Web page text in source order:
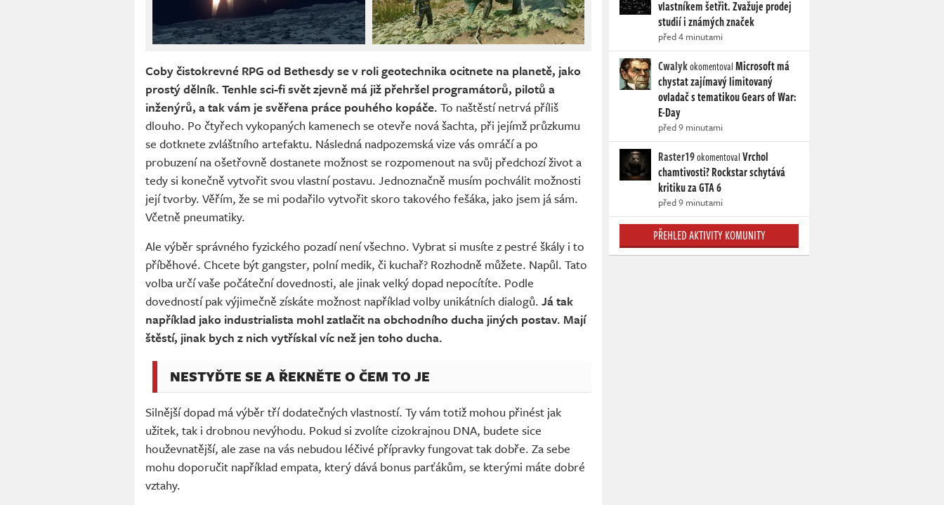
Coby čistokrevné RPG od Bethesdy se v roli geotechnika ocitnete na planetě, jako
prostý dělník. Tenhle sci-fi svět zjevně má již přehršel programátorů, pilotů a
inženýrů, a tak vám je svěřena práce pouhého kopáče. To naštěstí netrvá příliš
dlouho. Po čtyřech vykopaných kamenech se otevře nová šachta, při jejímž průzkumu
se dotknete zvláštního artefaktu. Následná nadpozemská vize vás omráčí a po
probuzení na ošetřovně dostanete možnost se rozpomenout na svůj předchozí život a
tedy si konečně vytvořit svou vlastní postavu. Jednoznačně musím pochválit možnosti
její tvorby. Věřím, že se mi podařilo vytvořit skoro takového fešáka, jako jsem já sám.
Včetně pneumatiky.
Ale výběr správného fyzického pozadí není všechno. Vybrat si musíte z pestré škály i to
příběhové. Chcete být gangster, polní medik, či kuchař? Rozhodně můžete. Napůl. Tato
volba určí vaše počáteční dovednosti, ale jinak velký dopad nepocítíte. Podle
dovedností pak výjimečně získáte možnost například volby unikátních dialogů. Já tak
například jako industrialista mohl zatlačit na obchodního ducha jiných postav. Mají
štěstí, jinak bych z nich vytřískal víc než jen toho ducha.
NESTYĎTE SE A ŘEKNĚTE O ČEM TO JE
Silnější dopad má výběr tří dodatečných vlastností. Ty vám totiž mohou přinést jak
užitek, tak i drobnou nevýhodu. Pokud si zvolíte cizokrajnou DNA, budete sice
houževnatější, ale zase na vás nebudou léčivé přípravky fungovat tak dobře. Za sebe
mohu doporučit například empata, který dává bonus parťákům, se kterými máte dobré
vztahy.
vlastníkem šetřit. Zvažuje prodej
studií i známých značek
před 4 minutami
CwalykokomentovalMicrosoft má
chystat zajímavý limitovaný
ovladač s tematikou Gears of War:
E-Day
před 9 minutami
Raster19okomentovalVrchol
chamtivosti? Rockstar schytává
kritiku za GTA 6
před 9 minutami
PŘEHLED AKTIVITY KOMUNITY